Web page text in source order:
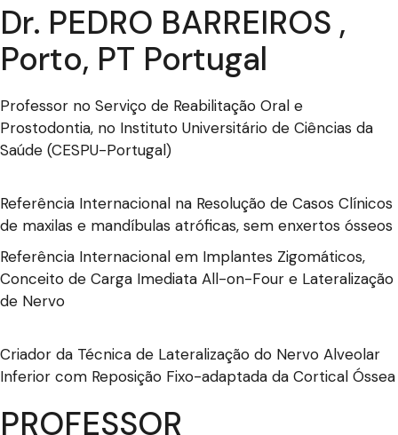
Dr. PEDRO BARREIROS ,
Porto, PT Portugal
Professor no Serviço de Reabilitação Oral e
Prostodontia, no Instituto Universitário de Ciências da
Saúde (CESPU-Portugal)
Referência Internacional na Resolução de Casos Clínicos
de maxilas e mandíbulas atróficas, sem enxertos ósseos
Referência Internacional em Implantes Zigomáticos,
Conceito de Carga Imediata All-on-Four e Lateralização
de Nervo
Criador da Técnica de Lateralização do Nervo Alveolar
Inferior com Reposição Fixo-adaptada da Cortical Óssea
PROFESSOR